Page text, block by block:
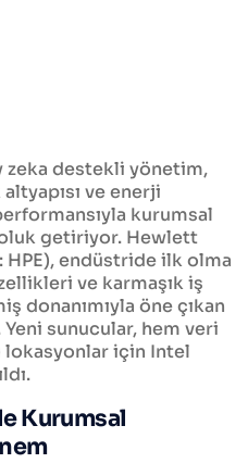
zeka destekli yönetim,
ve enerji
kurumsal
getiriyor. Hewlett
HPE), endüstride ilk olma
ve karmaşık iş
donanımıyla öne çıkan
sunucular, hem veri
lokasyonlar için Intel
Kurumsal